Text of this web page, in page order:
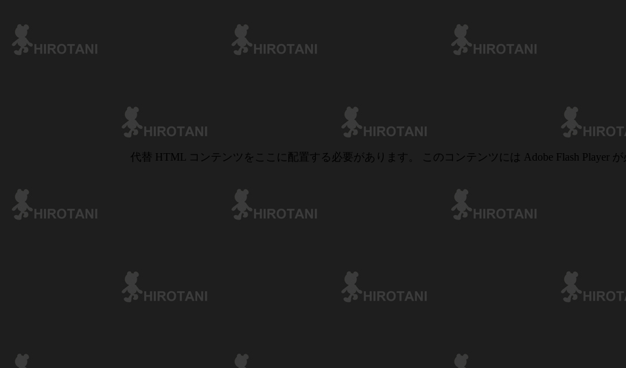
代替 HTML コンテンツをここに配置する必要があります。 このコンテンツには Adobe Flash Player が